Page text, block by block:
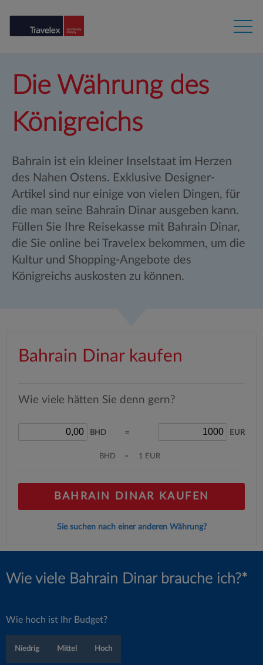
Die Währung des
Königreichs
Bahrain ist ein kleiner Inselstaat im Herzen
des Nahen Ostens. Exklusive Designer-
Artikel sind nur einige von vielen Dingen, für
die man seine Bahrain Dinar ausgeben kann.
Füllen Sie Ihre Reisekasse mit Bahrain Dinar,
die Sie online bei Travelex bekommen, um die
Kultur und Shopping-Angebote des
Königreichs auskosten zu können.
Bahrain Dinar kaufen
Wie viele hätten Sie denn gern?
BHD = EUR
BHD = 1 EUR
BAHRAIN DINAR KAUFEN
Sie suchen nach einer anderen Währung?
Wie viele Bahrain Dinar brauche ich?*
Wie hoch ist Ihr Budget?
Niedrig Mittel Hoch